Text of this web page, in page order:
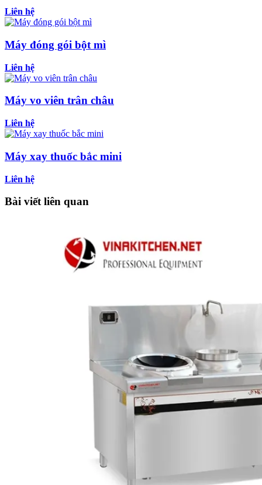
Liên hệ
Máy đóng gói bột mì
Liên hệ
Máy vo viên trân châu
Liên hệ
Máy xay thuốc bắc mini
Liên hệ
Bài viết liên quan